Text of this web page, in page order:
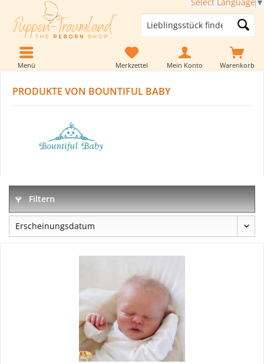
Warenkorb
Merkzettel Mein Konto
Menü
PRODUKTE VON BOUNTIFUL BABY
Filtern